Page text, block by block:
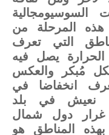
المرحلة من
التي تعرف
يصل فيه
مُبكر والعكس
انخفاضا في
نعيش في بلد
دول شمال
المناطق هو